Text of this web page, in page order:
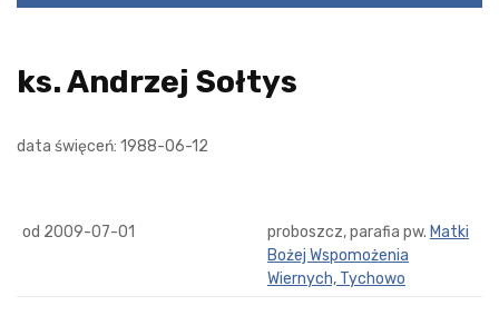
ks. Andrzej Sołtys
data święceń: 1988-06-12
od 2009-07-01 proboszcz, parafia pw. Matki
Bożej Wspomożenia
Wiernych, Tychowo